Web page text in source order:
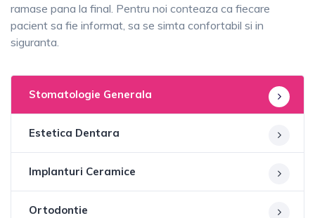
ramase pana la final. Pentru noi conteaza ca fiecare
pacient sa fie informat, sa se simta confortabil si in
siguranta.
Stomatologie Generala
Estetica Dentara
Implanturi Ceramice
Ortodontie